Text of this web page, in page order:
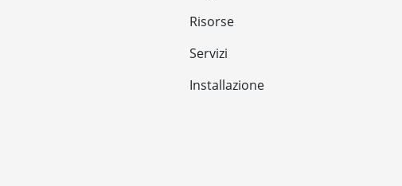
Risorse
Servizi
Installazione